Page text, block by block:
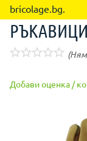
bricolage.bg.
Добави оценка /